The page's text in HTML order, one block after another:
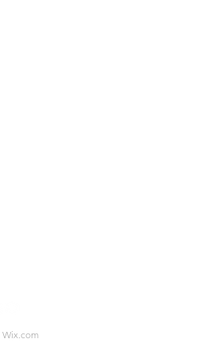
Wix.com